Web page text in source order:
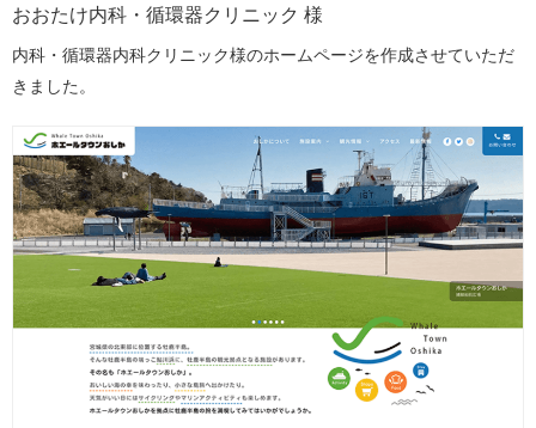
おおたけ内科・循環器クリニック 様
内科・循環器内科クリニック様のホームページを作成させていただ
きました。